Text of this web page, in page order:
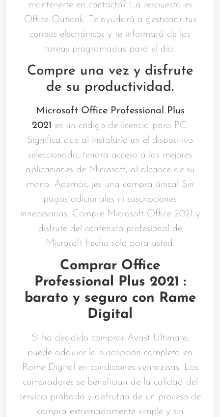
mantenerte en contacto? La respuesta es
Office Outlook. Te ayudará a gestionar tus
correos electrónicos y te informará de las
tareas programadas para el día.
Compre una vez y disfrute
de su productividad.
Microsoft Office Professional Plus
2021 es un código de licencia para PC.
Significa que al instalarlo en el dispositivo
seleccionado, tendrá acceso a las mejores
aplicaciones de Microsoft, al alcance de su
mano. Además, ¡es una compra única! Sin
pagos adicionales ni suscripciones
innecesarias. Compre Microsoft Office 2021 y
disfrute del contenido profesional de
Microsoft hecho sólo para usted.
Comprar Office
Professional Plus 2021 :
barato y seguro con Rame
Digital
Si ha decidido comprar Avast Ultimate,
puede adquirir la suscripción completa en
Rame Digital en condiciones ventajosas. Los
compradores se benefician de la calidad del
servicio probado y disfrutan de un proceso de
compra extremadamente simple y sin